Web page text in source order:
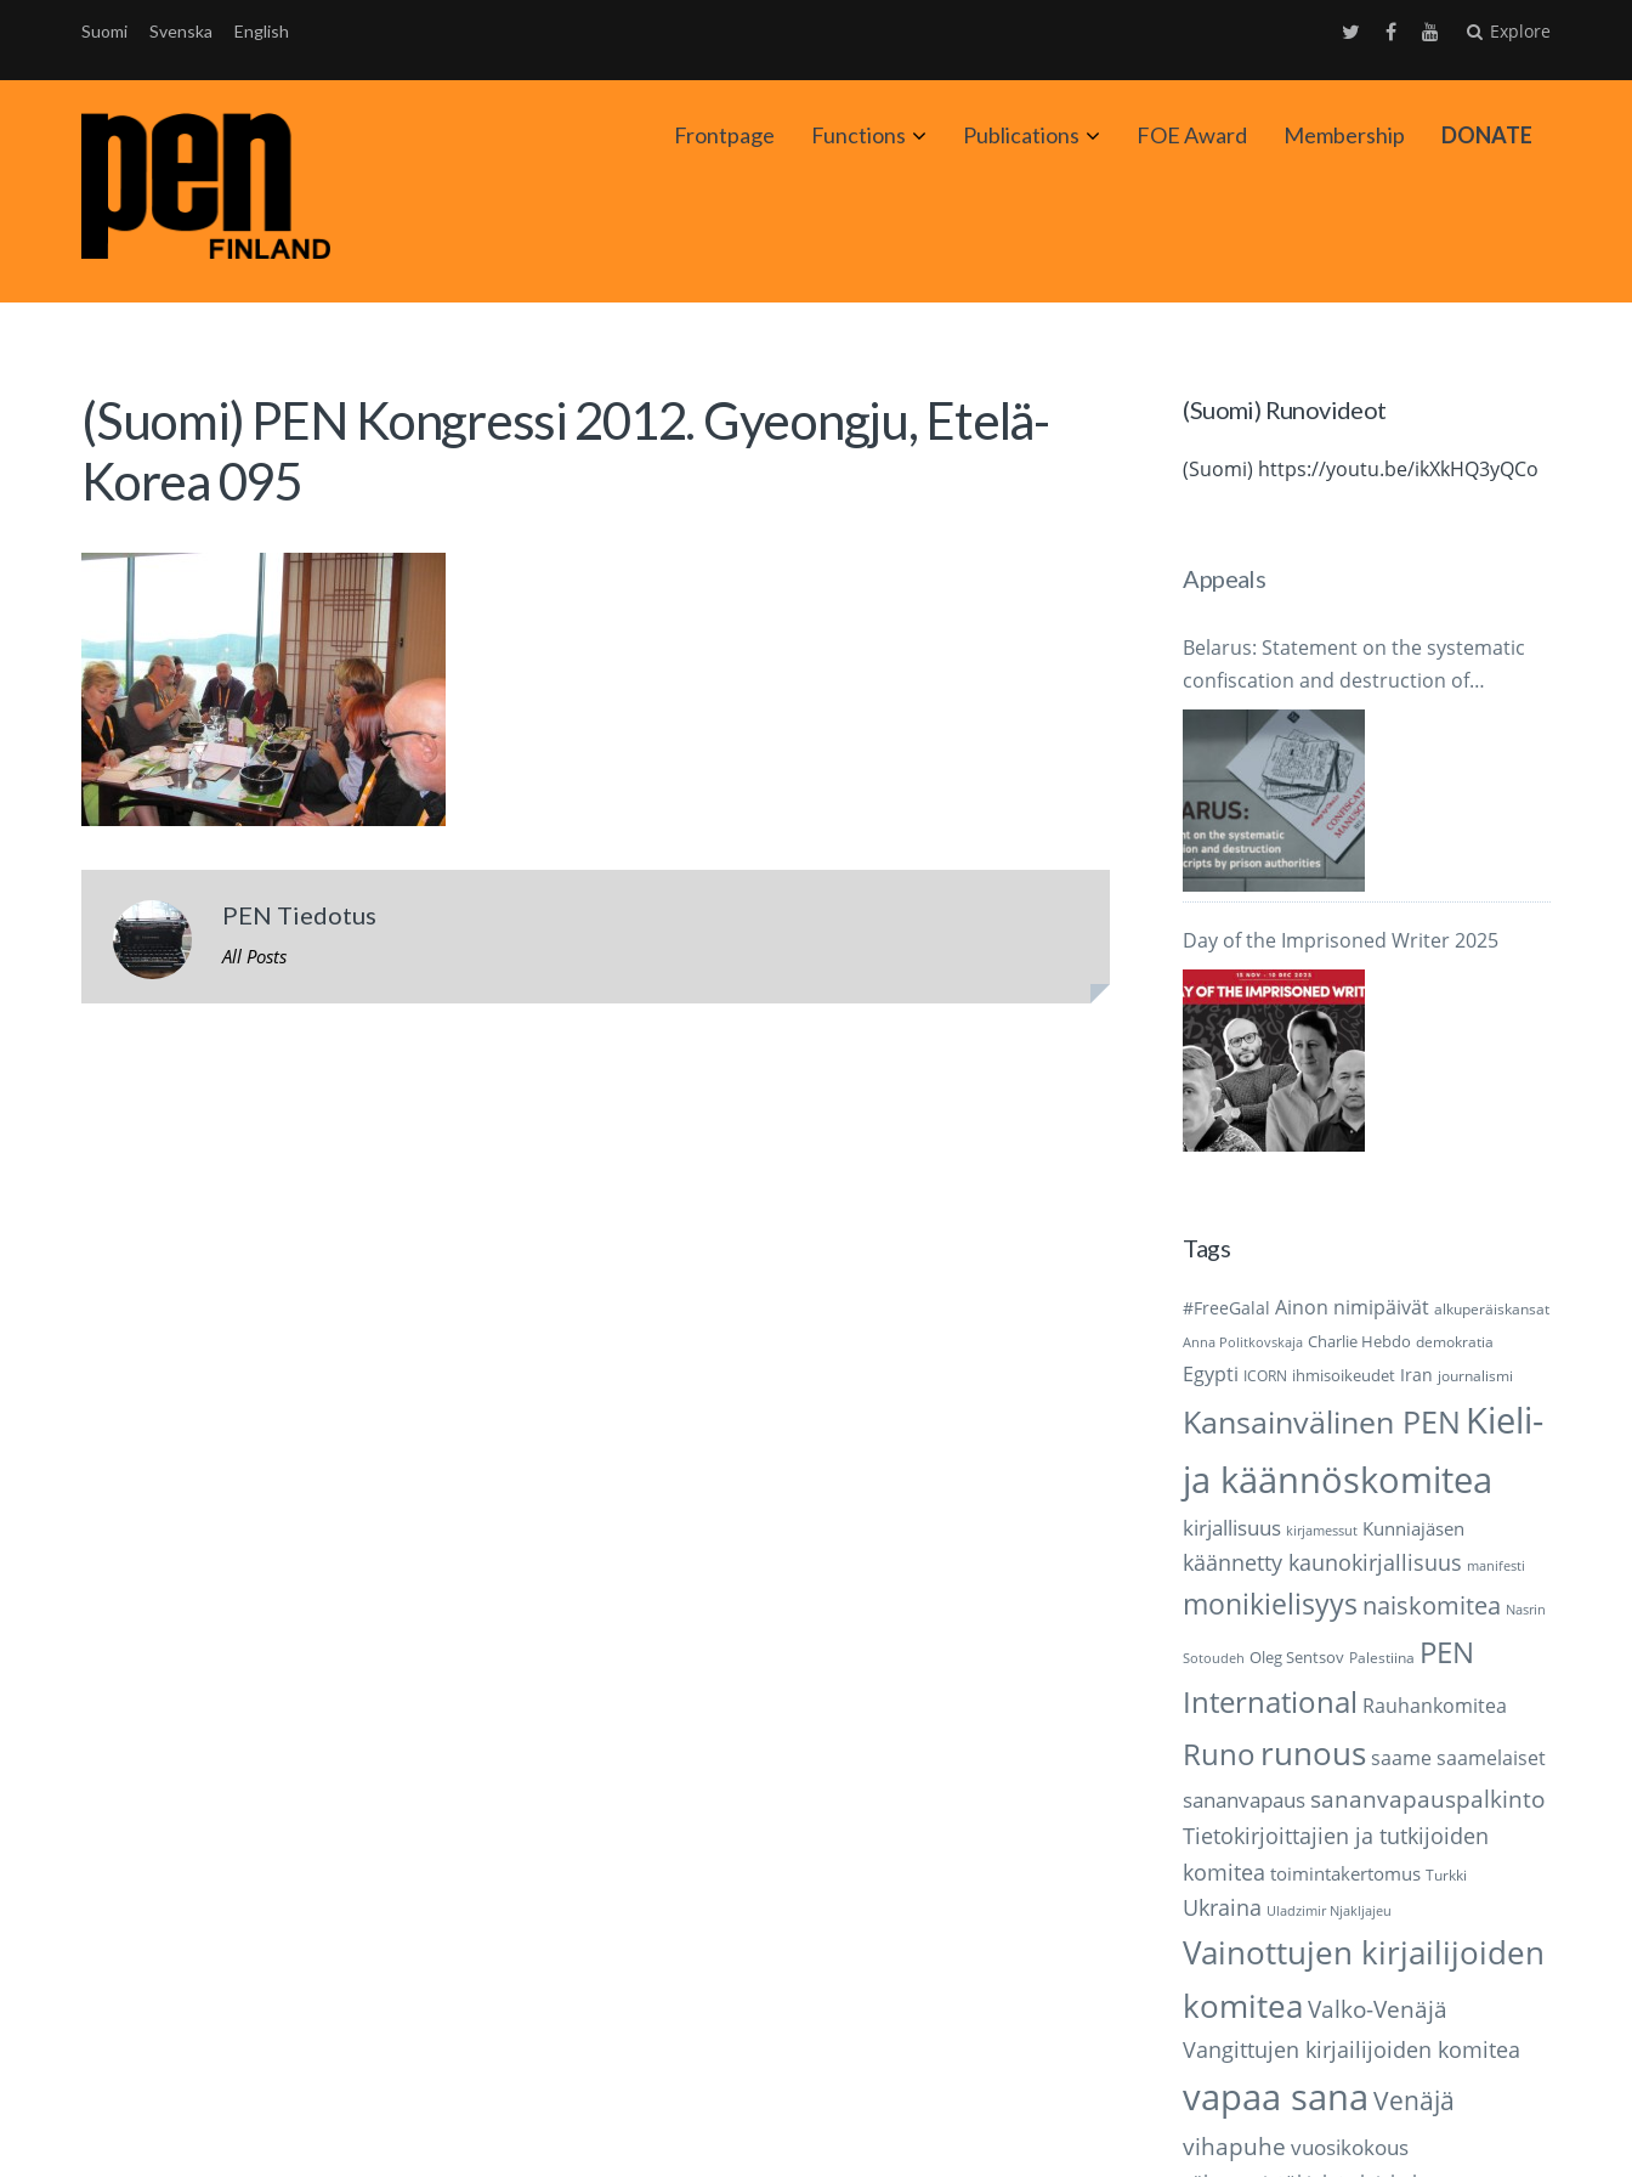
Suomi Svenska English Explore
Frontpage Functions AvaaPublications AvaaFOE Award Membership DONATE
(Suomi) PEN Kongressi 2012. Gyeongju, Etelä-
Korea 095
PEN Tiedotus
All Posts
(Suomi) Runovideot
(Suomi) https://youtu.be/ikXkHQ3yQCo
Appeals
Belarus: Statement on the systematic
confiscation and destruction of
manuscripts by prison authorities
Day of the Imprisoned Writer 2025
Tags
#FreeGalal Ainon nimipäivät alkuperäiskansat
Anna Politkovskaja Charlie Hebdo demokratia
Egypti ICORN ihmisoikeudet Iran journalismi
Kansainvälinen PEN Kieli-
ja käännöskomitea
kirjallisuus kirjamessut Kunniajäsen
käännetty kaunokirjallisuus manifesti
monikielisyys naiskomitea Nasrin
Sotoudeh Oleg Sentsov Palestiina PEN
International Rauhankomitea
Runo runous saame saamelaiset
sananvapaus sananvapauspalkinto
Tietokirjoittajien ja tutkijoiden
komitea toimintakertomus Turkki
Ukraina Uladzimir Njakljajeu
Vainottujen kirjailijoiden
komitea Valko-Venäjä
Vangittujen kirjailijoiden komitea
vapaa sana Venäjä
vihapuhe vuosikokous